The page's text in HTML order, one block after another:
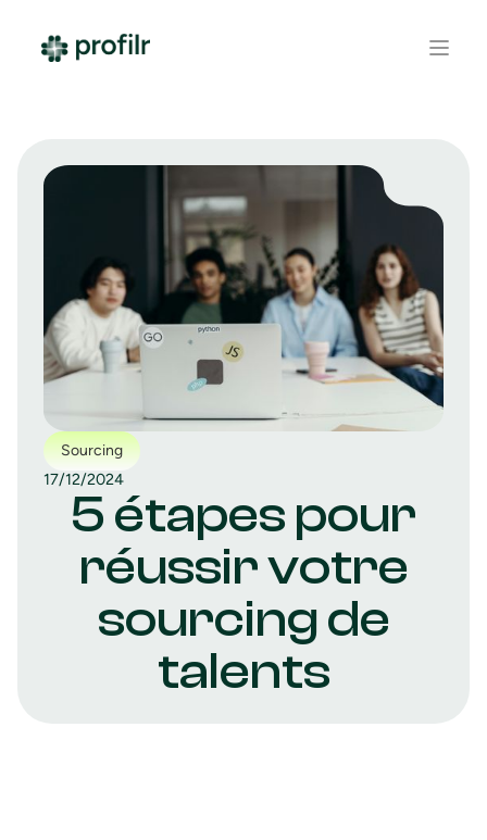
Sourcing
17/12/2024
5 étapes pour
réussir votre
sourcing de
talents